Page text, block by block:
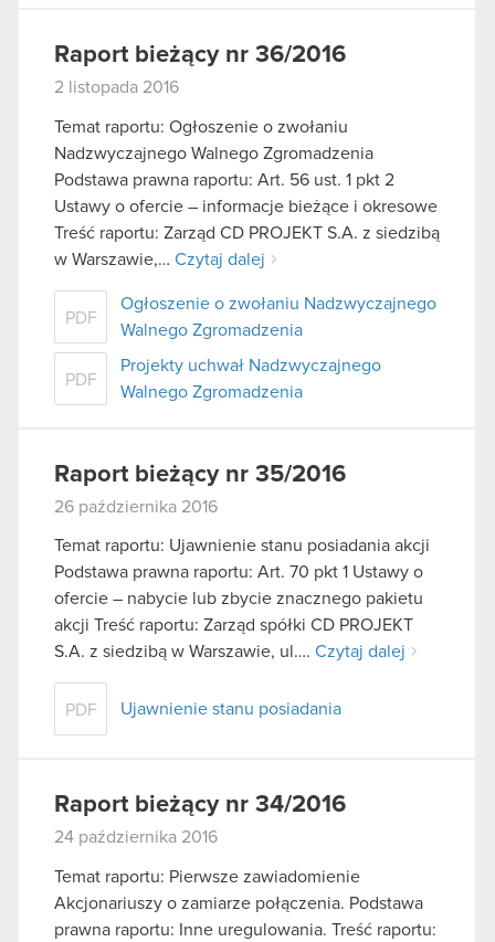
Raport bieżący nr 36/2016
2 listopada 2016
Temat raportu: Ogłoszenie o zwołaniu
Nadzwyczajnego Walnego Zgromadzenia
Podstawa prawna raportu: Art. 56 ust. 1 pkt 2
Ustawy o ofercie – informacje bieżące i okresowe
Treść raportu: Zarząd CD PROJEKT S.A. z siedzibą
w Warszawie,… Czytaj dalej
PDF
Ogłoszenie o zwołaniu Nadzwyczajnego
Walnego Zgromadzenia
PDF
Projekty uchwał Nadzwyczajnego
Walnego Zgromadzenia
Raport bieżący nr 35/2016
26 października 2016
Temat raportu: Ujawnienie stanu posiadania akcji
Podstawa prawna raportu: Art. 70 pkt 1 Ustawy o
ofercie – nabycie lub zbycie znacznego pakietu
akcji Treść raportu: Zarząd spółki CD PROJEKT
S.A. z siedzibą w Warszawie, ul…. Czytaj dalej
PDF Ujawnienie stanu posiadania
Raport bieżący nr 34/2016
24 października 2016
Temat raportu: Pierwsze zawiadomienie
Akcjonariuszy o zamiarze połączenia. Podstawa
prawna raportu: Inne uregulowania. Treść raportu: